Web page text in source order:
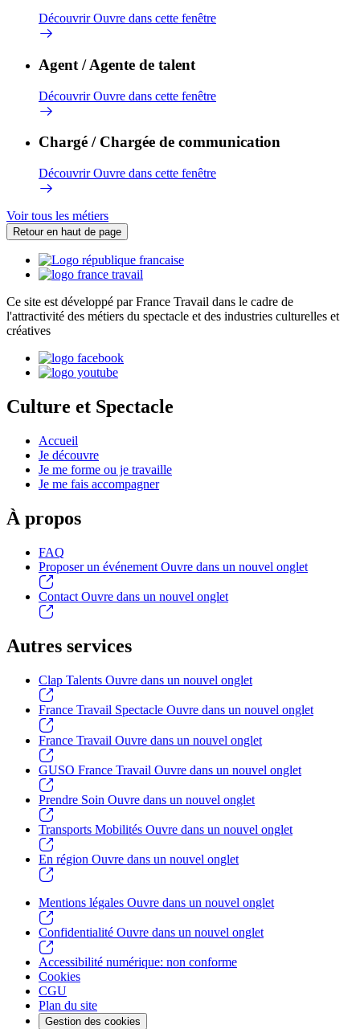
DécouvrirOuvre dans cette fenêtre
Agent / Agente de talent
DécouvrirOuvre dans cette fenêtre
Chargé / Chargée de communication
DécouvrirOuvre dans cette fenêtre
Voir tous les métiers
Retour en haut de page
Ce site est développé par France Travail dans le cadre de
l'attractivité des métiers du spectacle et des industries culturelles et
créatives
Culture et Spectacle
Accueil
Je découvre
Je me forme ou je travaille
Je me fais accompagner
À propos
FAQ
Proposer un événement Ouvre dans un nouvel onglet
Contact Ouvre dans un nouvel onglet
Autres services
Clap Talents Ouvre dans un nouvel onglet
France Travail Spectacle Ouvre dans un nouvel onglet
France Travail Ouvre dans un nouvel onglet
GUSO France Travail Ouvre dans un nouvel onglet
Prendre Soin Ouvre dans un nouvel onglet
Transports Mobilités Ouvre dans un nouvel onglet
En région Ouvre dans un nouvel onglet
Mentions légales Ouvre dans un nouvel onglet
Confidentialité Ouvre dans un nouvel onglet
Accessibilité numérique: non conforme
Cookies
CGU
Plan du site
Gestion des cookies